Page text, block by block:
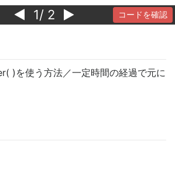
1/ 2 コードを確認
)を使う方法／一定時間の経過で元に